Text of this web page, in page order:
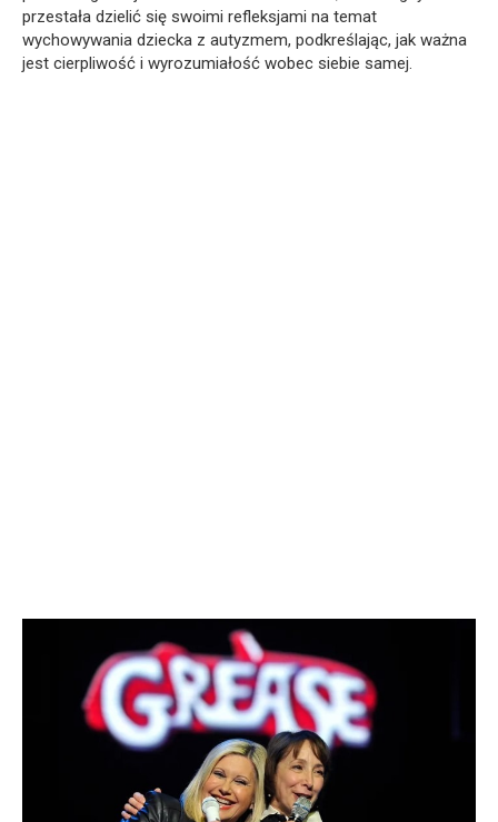
przestała dzielić się swoimi refleksjami na temat
wychowywania dziecka z autyzmem, podkreślając, jak ważna
jest cierpliwość i wyrozumiałość wobec siebie samej.